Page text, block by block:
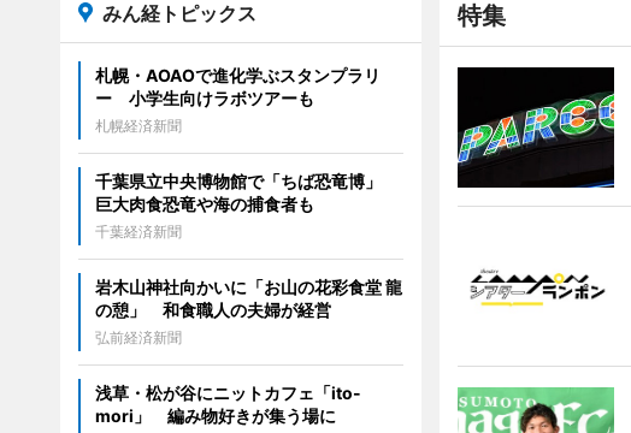
特集
みん経トピックス
札幌・AOAOで進化学ぶスタンプラリ
ー 小学生向けラボツアーも
札幌経済新聞
千葉県立中央博物館で「ちば恐竜博」
巨大肉食恐竜や海の捕食者も
千葉経済新聞
岩木山神社向かいに「お山の花彩食堂 龍
の憩」 和食職人の夫婦が経営
弘前経済新聞
浅草・松が谷にニットカフェ「ito-
mori」 編み物好きが集う場に